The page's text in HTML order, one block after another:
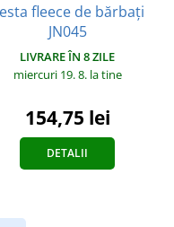
fleece de bărbați
JN045
LIVRARE ÎN 8 ZILE
miercuri 19. 8. la tine
154,75 lei
DETALII